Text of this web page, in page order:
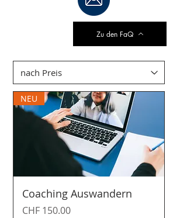
Zu den FaQ
NEU
Coaching Auswandern
Preis
CHF 150.00